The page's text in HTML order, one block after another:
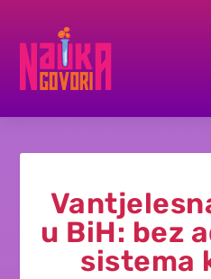
u BiH: bez
sistema